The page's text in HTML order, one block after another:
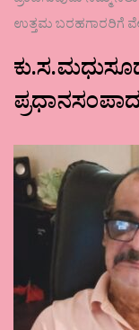
ಉತ್ತಮ ಬರಹಗಾರರಿಗೆ